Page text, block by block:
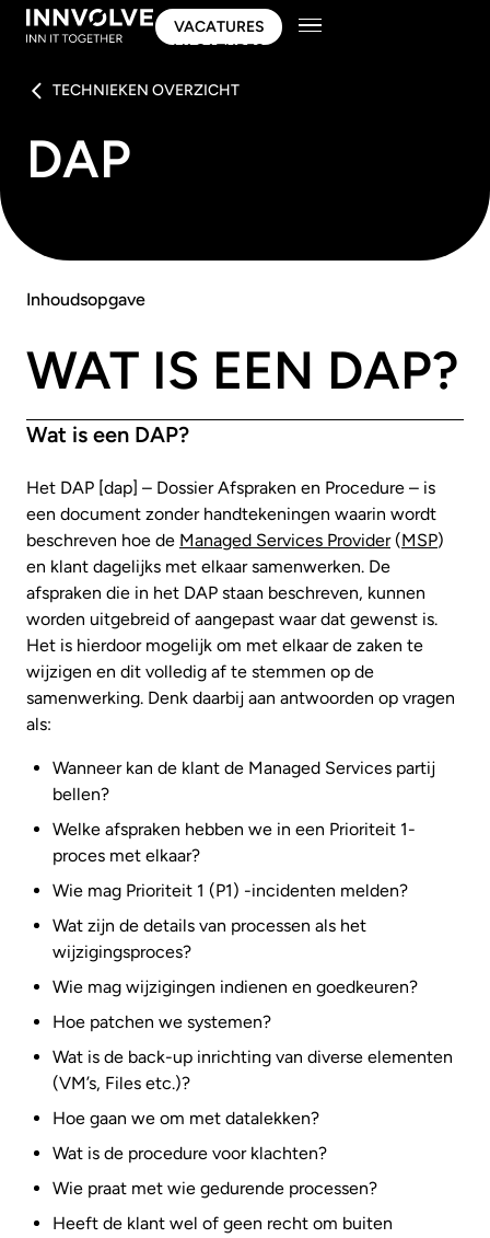
VACATURES
VACATURES
TECHNIEKEN OVERZICHT
DAP
Inhoudsopgave
WAT IS EEN DAP?
Wat is een DAP?
Het DAP [dap] – Dossier Afspraken en Procedure – is
een document zonder handtekeningen waarin wordt
beschreven hoe de Managed Services Provider(MSP)
en klant dagelijks met elkaar samenwerken. De
afspraken die in het DAP staan beschreven, kunnen
worden uitgebreid of aangepast waar dat gewenst is.
Het is hierdoor mogelijk om met elkaar de zaken te
wijzigen en dit volledig af te stemmen op de
samenwerking. Denk daarbij aan antwoorden op vragen
als:
Wanneer kan de klant de Managed Services partij
bellen?
Welke afspraken hebben we in een Prioriteit 1-
proces met elkaar?
Wie mag Prioriteit 1 (P1) -incidenten melden?
Wat zijn de details van processen als het
wijzigingsproces?
Wie mag wijzigingen indienen en goedkeuren?
Hoe patchen we systemen?
Wat is de back-up inrichting van diverse elementen
(VM’s, Files etc.)?
Hoe gaan we om met datalekken?
Wat is de procedure voor klachten?
Wie praat met wie gedurende processen?
Heeft de klant wel of geen recht om buiten